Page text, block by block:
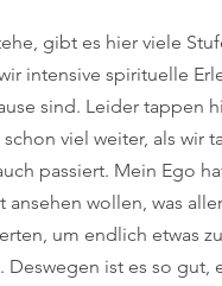
gibt es hier viele
intensive spirituelle
sind. Leider tappen
viel weiter, als wir
passiert. Mein Ego
ansehen wollen, was
um endlich etwas
Deswegen ist es so